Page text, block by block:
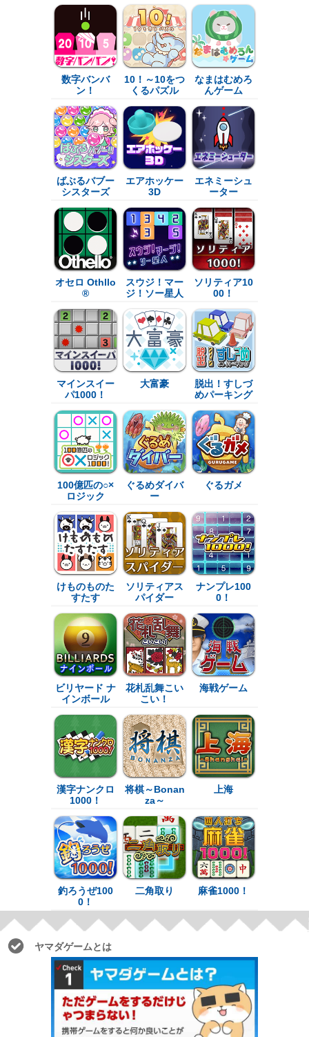
数字バンバ
ン！
10！～10をつ
くるパズル
なまはむめろ
んゲーム
ばぶるバブー
シスターズ
エアホッケー
3D
エネミーシュ
ーター
オセロ Othllo
®
スウジ！マー
ジ！ソー星人
ソリティア10
00！
マインスイー
パ1000！
大富豪
脱出！すしづ
めパーキング
100億匹の○×
ロジック
ぐるめダイバ
ー
ぐるガメ
けものものた
すたす
ソリティアス
パイダー
ナンプレ100
0！
ビリヤード ナ
インボール
花札乱舞こい
こい！
海戦ゲーム
漢字ナンクロ
1000！
将棋～Bonan
za～
上海
釣ろうぜ100
0！
二角取り 麻雀1000！
ヤマダゲームとは